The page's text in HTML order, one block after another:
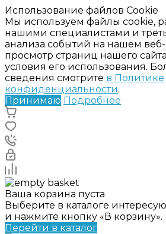
Использование файлов Cookie
Мы используем файлы cookie,
нашими специалистами и
анализа событий на нашем
просмотр страниц нашего
условия его использования.
сведения смотрите в Политике
конфиденциальности.
Принимаю Подробнее
Ваша корзина пуста
Выберите в каталоге
и нажмите кнопку «В корзину».
Перейти в каталог